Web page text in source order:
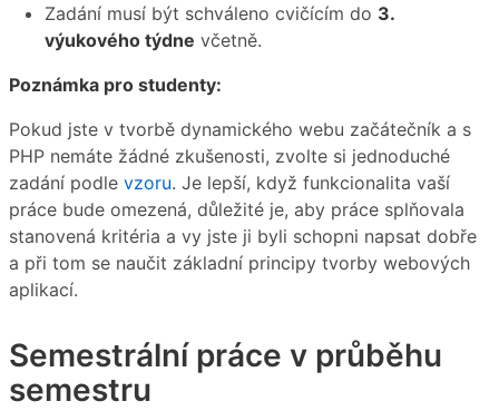
Zadání musí být schváleno cvičícím do 3.
výukového týdne včetně.
Poznámka pro studenty:
Pokud jste v tvorbě dynamického webu začátečník a s
PHP nemáte žádné zkušenosti, zvolte si jednoduché
zadání podle vzoru. Je lepší, když funkcionalita vaší
práce bude omezená, důležité je, aby práce splňovala
stanovená kritéria a vy jste ji byli schopni napsat dobře
a při tom se naučit základní principy tvorby webových
aplikací.
Semestrální práce v průběhu
semestru